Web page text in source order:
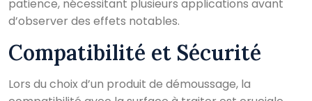
patience, nécessitant plusieurs applications avant
d’observer des effets notables.
Compatibilité et Sécurité
Lors du choix d’un produit de démoussage, la